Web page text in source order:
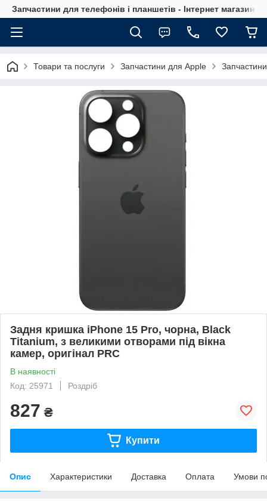
Запчастини для телефонів і планшетів - Інтернет магазин
Товари та послуги Запчастини для Apple
Задня кришка iPhone 15 Pro, чорна, Black
Titanium, з великими отворами під вікна
камер, оригінал PRC
В наявності
Код: 25971
Роздріб
827 ₴
Купити
Опис Характеристики Доставка Оплата Умови